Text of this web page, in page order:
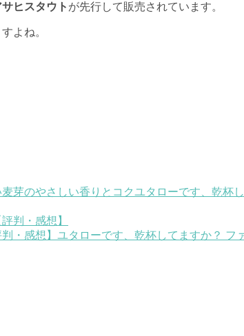
サヒスタウト が先行して販売されています。
よね。
芽のやさしい香りとコクユタローです、乾杯
・感想】 ユタローです、乾杯してますか？ フ